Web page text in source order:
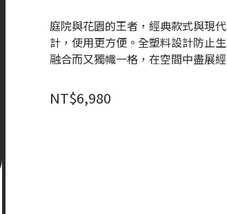
庭院與花園的王者，經典款式與現
計，使用更方便。全塑料設計防止
融合而又獨幟一格，在空間中盡展
NT$6,980